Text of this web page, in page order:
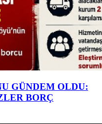
GÜNDEM OLDU:
BORÇ